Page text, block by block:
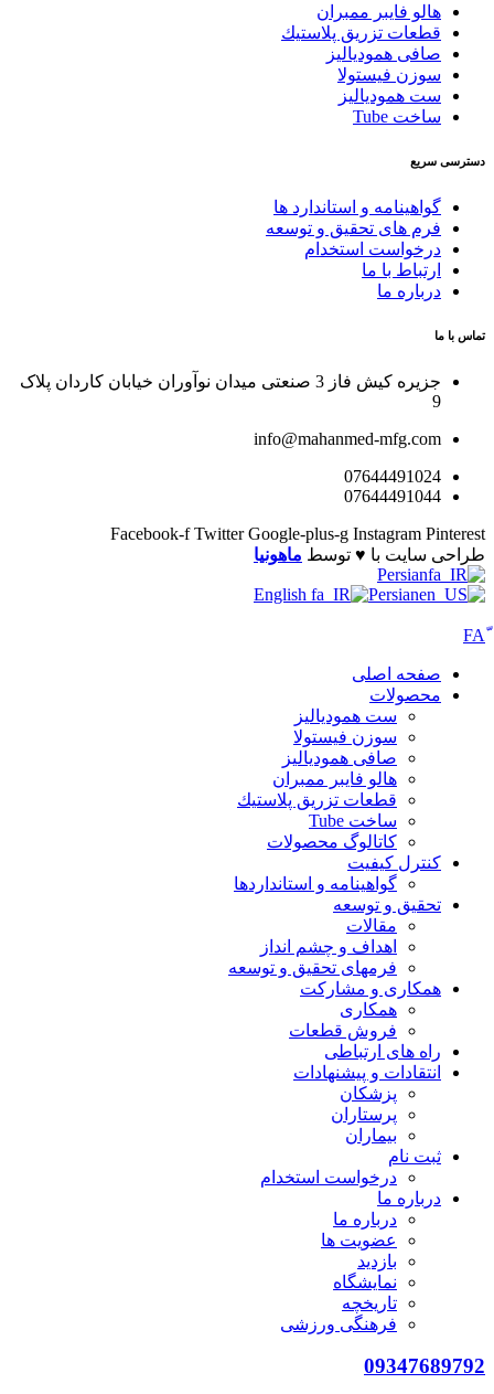
هالو فایبر ممبران
قطعات تزريق پلاستيك
صافی همودیالیز
سوزن فیستولا
ست همودیالیز
ساخت Tube
دسترسی سریع
گواهینامه و استاندارد ها
فرم های تحقیق و توسعه
درخواست استخدام
ارتباط با ما
درباره ما
تماس با ما
جزیره کیش فاز 3 صنعتی میدان نوآوران خیابان کاردان پلاک
9
info@mahanmed-mfg.com
07644491024
07644491044
Facebook-f Twitter Google-plus-g Instagram Pinterest
طراحی سایت با ♥️ توسط ماهونیا
Persian
English
Persian
صفحه اصلی
محصولات
ست همودیالیز
سوزن فیستولا
صافی همودیالیز
هالو فایبر ممبران
قطعات تزريق پلاستيك
ساخت Tube
کاتالوگ محصولات
کنترل کیفیت
گواهينامه و استانداردها
تحقيق و توسعه
مقالات
اهداف و چشم انداز
فرمهای تحقیق و توسعه
همکاری و مشارکت
همکاری
فروش قطعات
راه های ارتباطی
انتقادات و پيشنهادات
پزشكان
پرستاران
بيماران
ثبت نام
درخواست استخدام
درباره ما
درباره ما
عضویت ها
بازدید
نمایشگاه
تاريخچه
فرهنگی ورزشی
09347689792